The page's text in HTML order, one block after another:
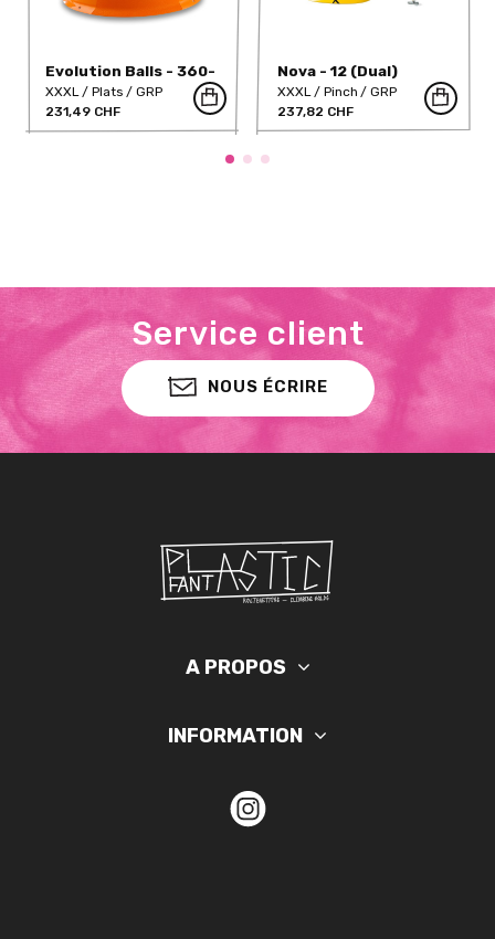
Evolution Balls - 360-
701-DT
XXXL Plats
GRP
231,49 CHF
Nova - 12 (Dual)
XXXL Pinch
GRP
237,82 CHF
Service client
NOUS ÉCRIRE
A PROPOS
INFORMATION